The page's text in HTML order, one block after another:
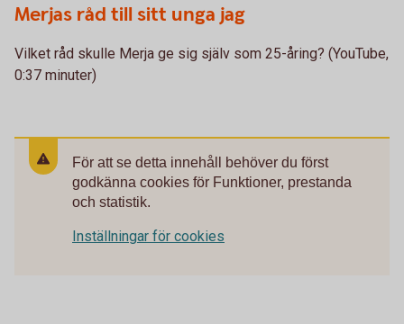
Merjas råd till sitt unga jag
Vilket råd skulle Merja ge sig själv som 25-åring? (YouTube,
0:37 minuter)
För att se detta innehåll behöver du först
godkänna cookies för Funktioner, prestanda
och statistik.
Inställningar för cookies